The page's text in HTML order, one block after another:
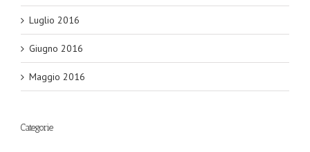
Luglio 2016
Giugno 2016
Maggio 2016
Categorie